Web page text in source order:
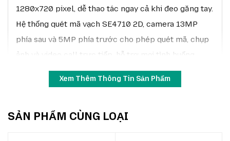
1280x720 pixel, dễ thao tác ngay cả khi đeo găng tay.
Hệ thống quét mã vạch SE4710 2D, camera 13MP
phía sau và 5MP phía trước cho phép quét mã, chụp
ảnh và video call trực tiếp, hỗ trợ mọi tình huống
kiểm kho và vận hành logistics. TC56 có tiêu chuẩn
IP65/IP68, chống bụi và nước, sẵn sàng làm việc
Thông số kỹ thuật chi tiết
Xem Thêm Thông Tin Sản Phẩm
SẢN PHẨM CÙNG LOẠI